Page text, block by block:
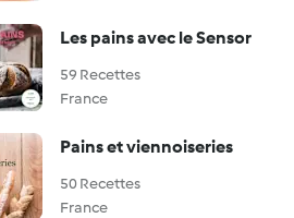
Les pains avec le Sensor
59 Recettes
France
Pains et viennoiseries
50 Recettes
France